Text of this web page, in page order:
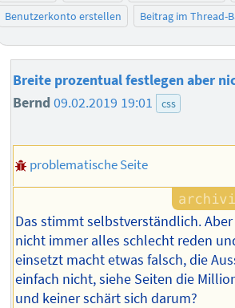
Benutzerkonto erstellen
Beitrag im Thread-
Breite prozentual festlegen aber
Bernd 09.02.2019 19:01 css
problematische Seite
Das stimmt selbstverständlich.
nicht immer alles schlecht reden
einsetzt macht etwas falsch, die
einfach nicht, siehe Seiten die
und keiner schärt sich darum?